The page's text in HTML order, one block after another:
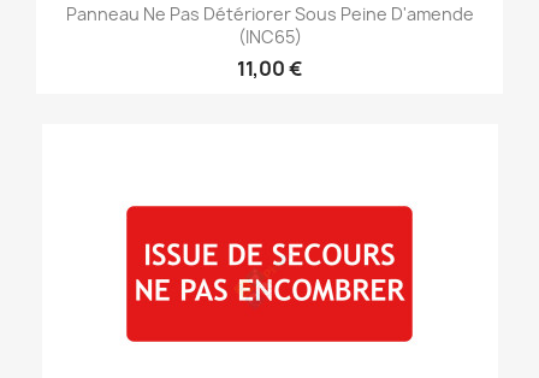
Panneau Ne Pas Détériorer Sous Peine D'amende
(INC65)
11,00 €